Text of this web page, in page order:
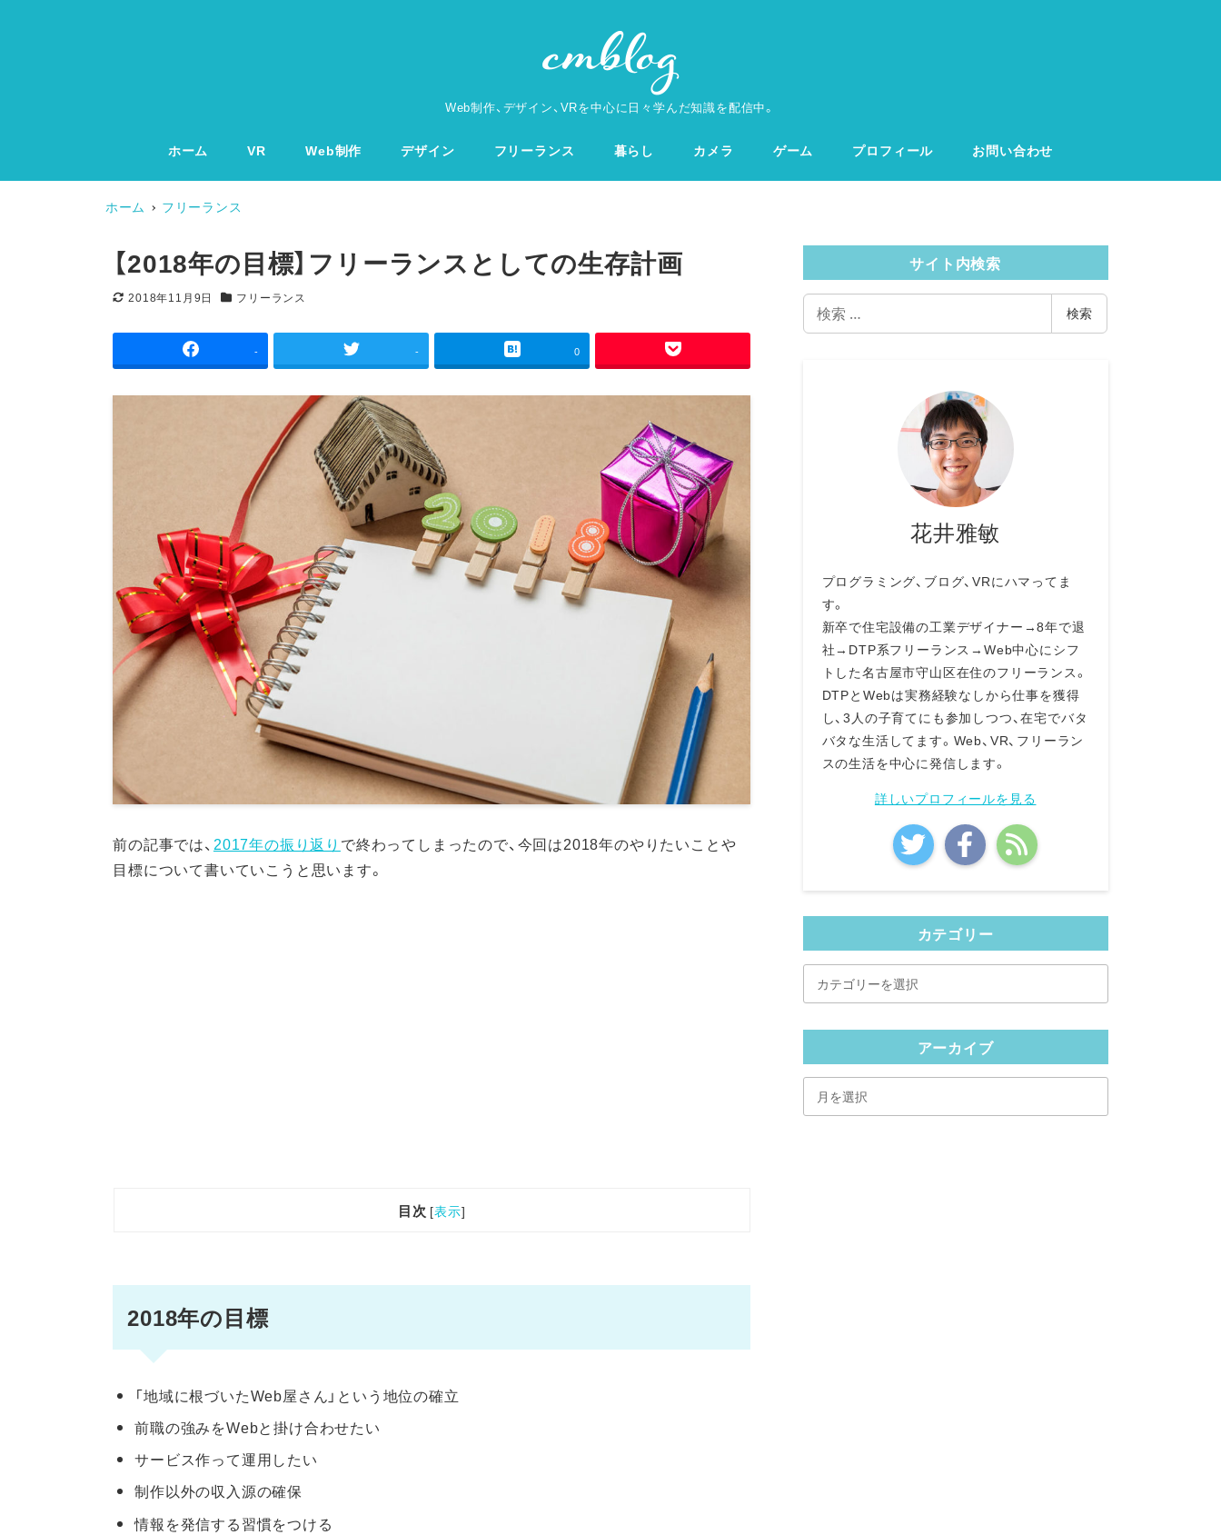
Web制作、デザイン、VRを中心に日々学んだ知識を配信中。
ホーム VR Web制作 デザイン フリーランス 暮らし カメラ ゲーム プロフィール お問い合わせ
ホーム フリーランス
【2018年の目標】フリーランスとしての生存計画
更新日
2018年11月9日
カテゴリー
フリーランス
- - 0
前の記事では、 2017年の振り返り で終わってしまったので、今回は2018年のやりたいことや
目標について書いていこうと思います。
目次 [表示]
2018年の目標
「地域に根づいたWeb屋さん」という地位の確立
前職の強みをWebと掛け合わせたい
サービス作って運用したい
制作以外の収入源の確保
情報を発信する習慣をつける
サイト内検索
検
索
検索
花井雅敏
プログラミング、ブログ、VRにハマってま
す。
新卒で住宅設備の工業デザイナー→8年で退
社→DTP系フリーランス→Web中心にシフ
トした名古屋市守山区在住のフリーランス。
DTPとWebは実務経験なしから仕事を獲得
し、3人の子育てにも参加しつつ、在宅でバタ
バタな生活してます。Web、VR、フリーラン
スの生活を中心に発信します。
詳しいプロフィールを見る
カテゴリー
テ
ー
アーカイブ
ー